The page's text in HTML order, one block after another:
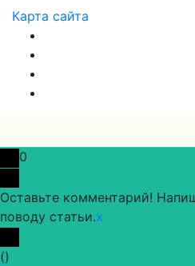
Карта сайта
0
Оставьте комментарий!
поводу статьи.x
()